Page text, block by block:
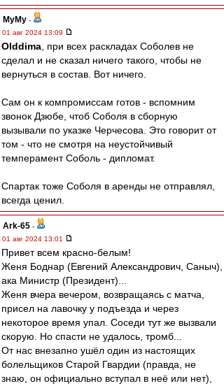
МуМу -
01 авг 2024 13:09
Olddima , при всех раскладах Соболев не
сделал и не сказал ничего такого, чтобы не
вернуться в состав. Вот ничего.
Сам он к компромиссам готов - вспомним
звонок Дзюбе, чтоб Соболя в сборную
вызывали по указке Черчесова. Это говорит от
том - что не смотря на неустойчивый
темперамент Соболь - дипломат.
Спартак тоже Соболя в аренды не отправлял,
всегда ценил.
Ark-65 -
01 авг 2024 13:01
Привет всем красно-белым!
Женя Боднар (Евгений Александрович, Саныч),
ака Министр (Президент)...
Женя вчера вечером, возвращаясь с матча,
присел на лавочку у подъезда и через
некоторое время упал. Соседи тут же вызвали
скорую. Но спасти не удалось, тромб...
От нас внезапно ушёл один из настоящих
болельщиков Старой Гвардии (правда, не
знаю, он официально вступал в неё или нет),